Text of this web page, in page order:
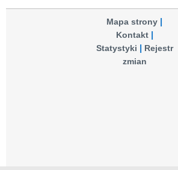
Mapa strony
Kontakt
Statystyki
Rejestr
zmian